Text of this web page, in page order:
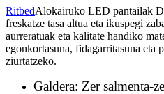
RitbedAlokairuko LED pantailak
freskatze tasa altua eta ikuspegi
aurreratuak eta kalitate handiko
egonkortasuna, fidagarritasuna eta
ziurtatzeko.
Galdera: Zer salmenta-